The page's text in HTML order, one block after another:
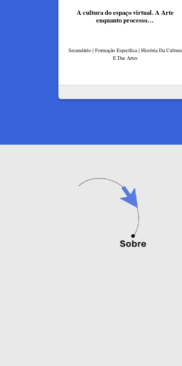
A cultura do espaço virtual. A Arte
enquanto processo…
Secundário | Formação Específica | História Da Cultura
E Das Artes